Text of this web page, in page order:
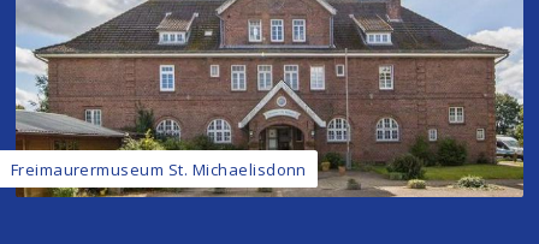
Freimaurermuseum St. Michaelisdonn